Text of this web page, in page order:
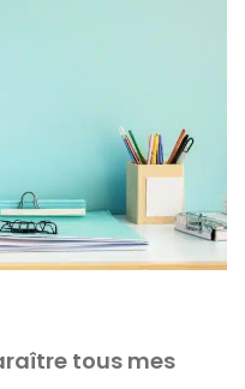
tous mes